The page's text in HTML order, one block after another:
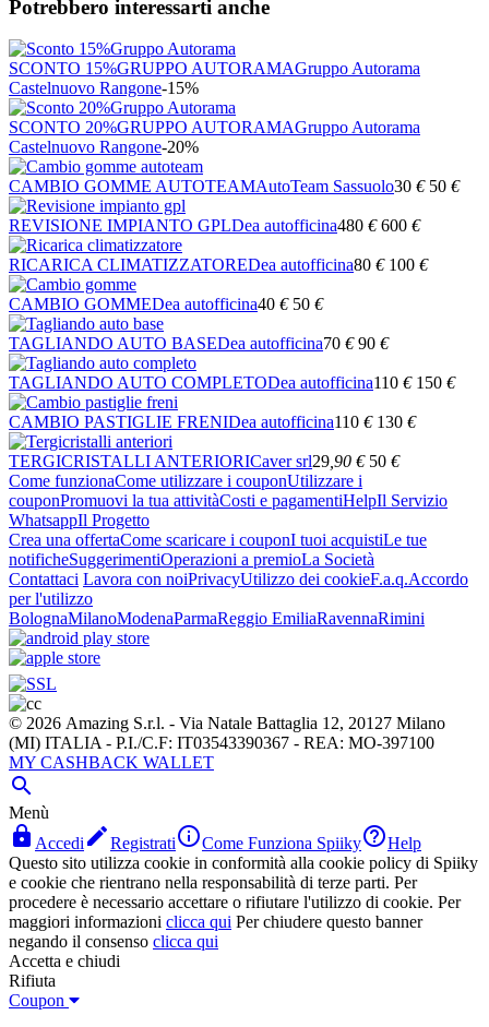
Potrebbero interessarti anche
SCONTO 15%GRUPPO AUTORAMAGruppo Autorama
Castelnuovo Rangone-15%
SCONTO 20%GRUPPO AUTORAMAGruppo Autorama
Castelnuovo Rangone-20%
CAMBIO GOMME AUTOTEAMAutoTeam Sassuolo30 € 50 €
REVISIONE IMPIANTO GPLDea autofficina480 € 600 €
RICARICA CLIMATIZZATOREDea autofficina80 € 100 €
CAMBIO GOMMEDea autofficina40 € 50 €
TAGLIANDO AUTO BASEDea autofficina70 € 90 €
TAGLIANDO AUTO COMPLETODea autofficina110 € 150 €
CAMBIO PASTIGLIE FRENIDea autofficina110 € 130 €
TERGICRISTALLI ANTERIORICaver srl29,90 € 50 €
Come funzionaCome utilizzare i couponUtilizzare i
couponPromuovi la tua attivitàCosti e pagamentiHelpIl Servizio
WhatsappIl Progetto
Crea una offertaCome scaricare i couponI tuoi acquistiLe tue
notificheSuggerimentiOperazioni a premioLa Società
Contattaci Lavora con noiPrivacyUtilizzo dei cookieF.a.q.Accordo
per l'utilizzo
BolognaMilanoModenaParmaReggio EmiliaRavennaRimini
© 2026 Amazing S.r.l. - Via Natale Battaglia 12, 20127 Milano
(MI) ITALIA - P.I./C.F: IT03543390367 - REA: MO-397100
MY CASHBACK WALLET

Menù
 AccediRegistratiCome Funziona SpiikyHelp
Questo sito utilizza cookie in conformità alla cookie policy di Spiiky
e cookie che rientrano nella responsabilità di terze parti. Per
procedere è necessario accettare o rifiutare l'utilizzo di cookie. Per
maggiori informazioni clicca qui Per chiudere questo banner
negando il consenso clicca qui
Accetta e chiudi
Rifiuta
Coupon